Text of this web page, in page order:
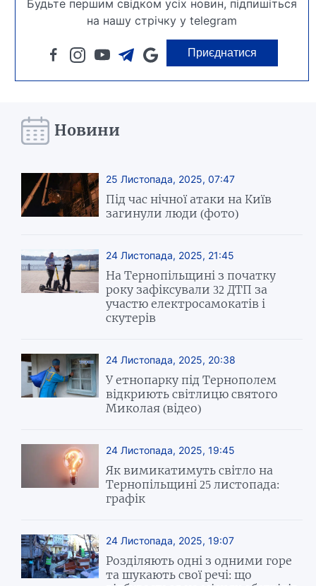
Будьте першим свідком усіх новин, підпишіться
на нашу стрічку у telegram
Приєднатися
Новини
25 Листопада, 2025, 07:47
Під час нічної атаки на Київ
загинули люди (фото)
24 Листопада, 2025, 21:45
На Тернопільщині з початку
року зафіксували 32 ДТП за
участю електросамокатів і
скутерів
24 Листопада, 2025, 20:38
У етнопарку під Тернополем
відкриють світлицю святого
Миколая (відео)
24 Листопада, 2025, 19:45
Як вимикатимуть світло на
Тернопільщині 25 листопада:
графік
24 Листопада, 2025, 19:07
Розділяють одні з одними горе
та шукають свої речі: що